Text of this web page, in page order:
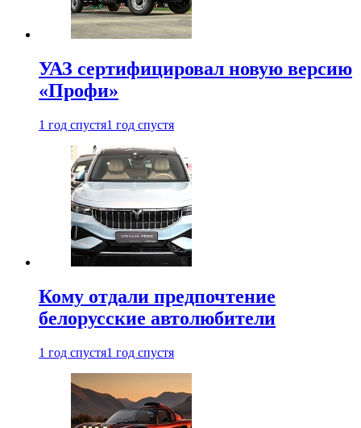
УАЗ сертифицировал новую версию
«Профи»
1 год спустя1 год спустя
Кому отдали предпочтение
белорусские автолюбители
1 год спустя1 год спустя